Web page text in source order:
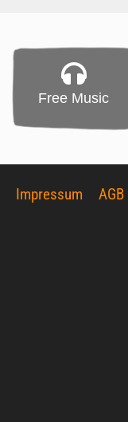
Free Music
Impressum
AGB